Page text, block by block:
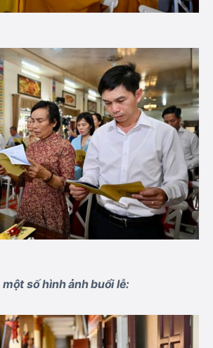
số hình ảnh buổi lễ: